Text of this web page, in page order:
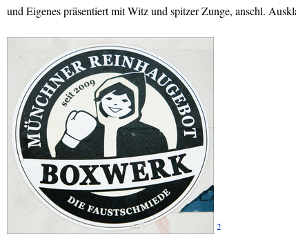
und Eigenes präsentiert mit Witz und spitzer Zunge, anschl.
2